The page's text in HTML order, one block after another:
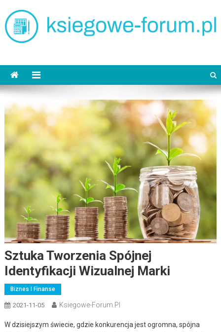
content
Sztuka Tworzenia Spójnej
Identyfikacji Wizualnej Marki
Biznes I Finanse
2021-11-05 Ksiegowe-Forum.pl
W dzisiejszym świecie, gdzie konkurencja jest ogromna, spójna